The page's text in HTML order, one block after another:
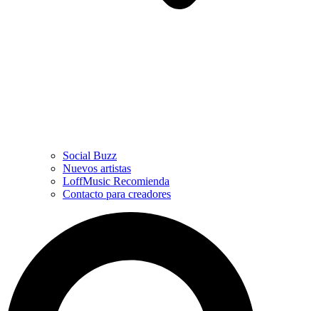
Social Buzz
Nuevos artistas
LoffMusic Recomienda
Contacto para creadores